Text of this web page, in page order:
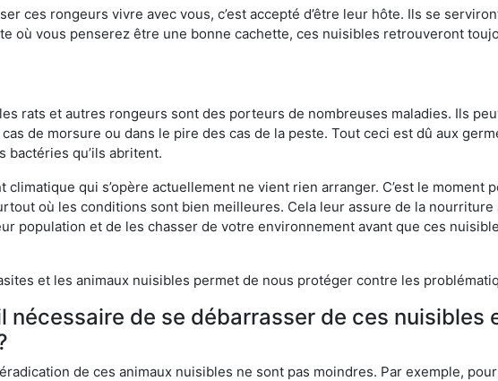
ces rongeurs vivre avec vous, c’est accepté d’être leur hôte. Ils se
où vous penserez être une bonne cachette, ces nuisibles retrouveront
rats et autres rongeurs sont des porteurs de nombreuses maladies. Ils
de morsure ou dans le pire des cas de la peste. Tout ceci est dû aux
bactéries qu’ils abritent.
climatique qui s’opère actuellement ne vient rien arranger. C’est le
où les conditions sont bien meilleures. Cela leur assure de la
population et de les chasser de votre environnement avant que ces
et les animaux nuisibles permet de nous protéger contre les
nécessaire de se débarrasser de ces
de ces animaux nuisibles ne sont pas moindres. Par exemple,